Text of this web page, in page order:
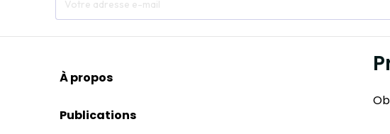
À propos
Publications